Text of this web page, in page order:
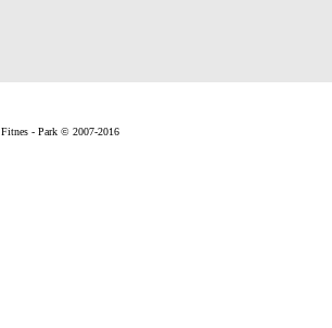
Fitnes - Park © 2007-2016